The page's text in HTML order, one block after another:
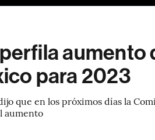
aumento
para 2023
que en los próximos días la
aumento